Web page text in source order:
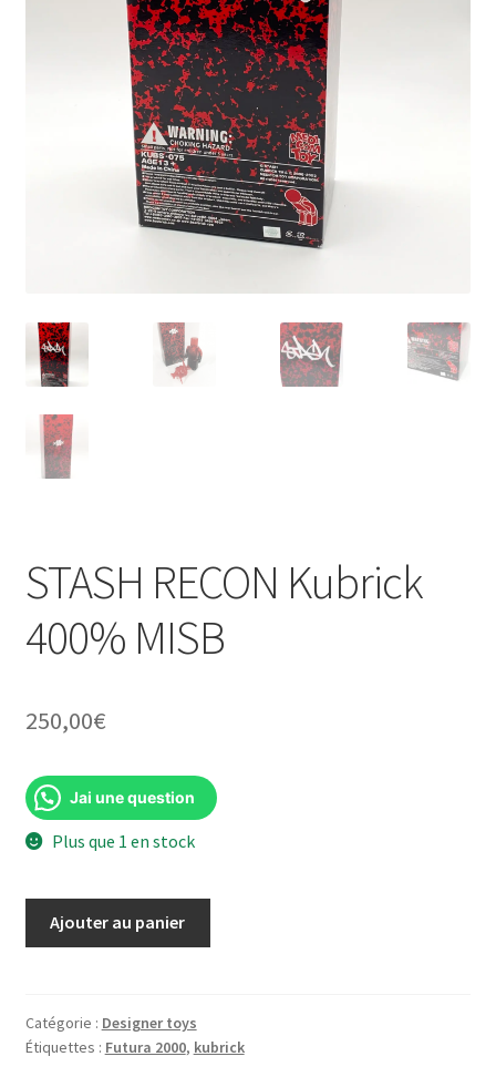
STASH RECON Kubrick
400% MISB
250,00€
Jai une question
Plus que 1 en stock
Kubrick
400%
Ajouter au panier
Catégorie : Designer toys
Étiquettes : Futura 2000, kubrick